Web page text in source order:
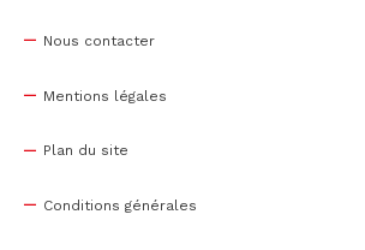
Nous contacter
Mentions légales
Plan du site
Conditions générales